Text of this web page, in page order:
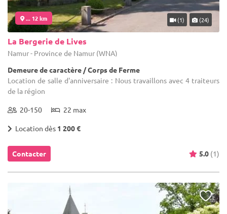
... 12 km (1) (24)
La Bergerie de Lives
Namur - Province de Namur (WNA)
Demeure de caractère / Corps de Ferme
Location de salle d'anniversaire : Nous travaillons avec 4 traiteurs
de la région
20-150 22 max
Location dès 1 200 €
Contacter 5.0 (1)